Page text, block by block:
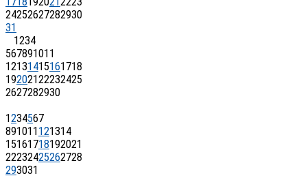
24252627282930
31
1234
567891011
12131415161718
19202122232425
2627282930
1234567
891011 121314
15161718192021
22232425262728
293031